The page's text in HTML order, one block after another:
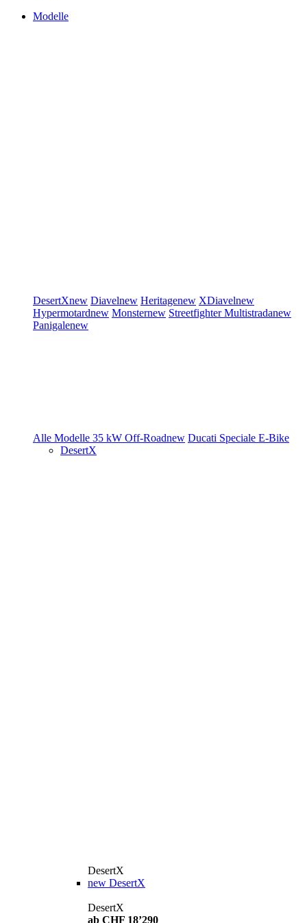
Modelle
DesertXnew Diavelnew Heritagenew XDiavelnew
Hypermotardnew Monsternew StreetfighterMultistradanew
Panigalenew
Alle Modelle 35 kW Off-Roadnew Ducati Speciale E-Bike
DesertX
DesertX
new DesertX
DesertX
ab CHF 18’290